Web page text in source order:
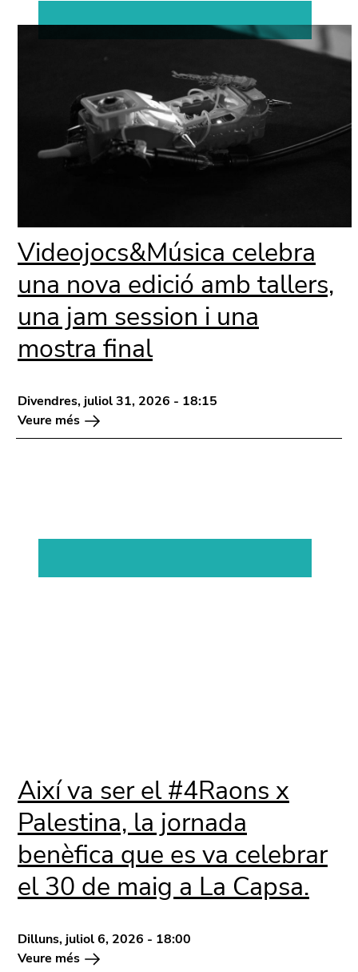
Videojocs&Música celebra
una nova edició amb tallers,
una jam session i una
mostra final
Divendres, juliol 31, 2026 - 18:15
Veure més
Així va ser el #4Raons x
Palestina, la jornada
benèfica que es va celebrar
el 30 de maig a La Capsa.
Dilluns, juliol 6, 2026 - 18:00
Veure més